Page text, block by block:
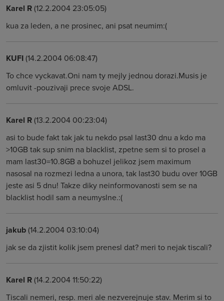
Karel R(12.2.2004 23:05:05)
kua za leden, a ne prosinec, ani psat neumim:(
KUFI(14.2.2004 06:08:47)
To chce vyckavat.Oni nam ty mejly jednou dorazi.Musis je
omluvit -pouzivaji prece svoje ADSL.
Karel R(13.2.2004 00:23:04)
asi to bude fakt tak jak tu nekdo psal last30 dnu a kdo ma
>10GB tak sup snim na blacklist, zpetne sem si to prosel a
mam last30=10.8GB a bohuzel jelikoz jsem maximum
nasosal na rozmezi ledna a unora, tak last30 budu over 10GB
jeste asi 5 dnu! Takze diky neinformovanosti sem se na
blacklist hodil sam a neumyslne.:(
jakub(14.2.2004 03:10:04)
jak se da zjistit kolik jsem prenesl dat? meri to nejak tiscali?
Karel R(14.2.2004 11:50:22)
Tiscali nemeri, resp. meri ale nezverejnuje stav. Merim si to